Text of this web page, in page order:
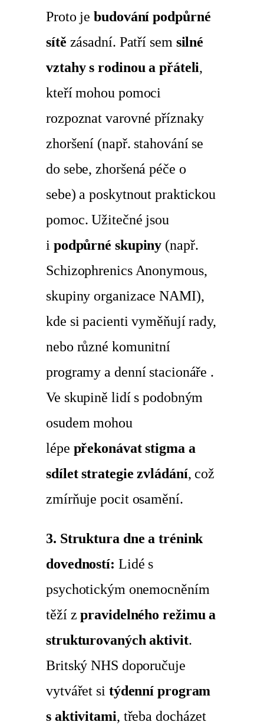
Proto jebudování podpůrné
sítě zásadní. Patří sem silné
vztahy s rodinou a přáteli,
kteří mohou pomoci
rozpoznat varovné příznaky
zhoršení (např. stahování se
do sebe, zhoršená péče o
sebe) a poskytnout praktickou
pomoc. Užitečné jsou
i podpůrné skupiny (např.
Schizophrenics Anonymous,
skupiny organizace NAMI),
kde si pacienti vyměňují rady,
nebo různé komunitní
programy a denní stacionáře .
Ve skupině lidí s podobným
osudem mohou
lépe překonávat stigma a
sdílet strategie zvládání, což
zmírňuje pocit osamění.
3. Struktura dne a trénink
dovedností: Lidé s
psychotickým onemocněním
těží zpravidelného režimu a
strukturovaných aktivit.
Britský NHS doporučuje
vytvářet si týdenní program
s aktivitami, třeba docházet